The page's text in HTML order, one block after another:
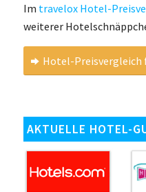
Im travelox Hotel-
weiterer
Hotel-Preisvergleich
AKTUELLE HOTEL-